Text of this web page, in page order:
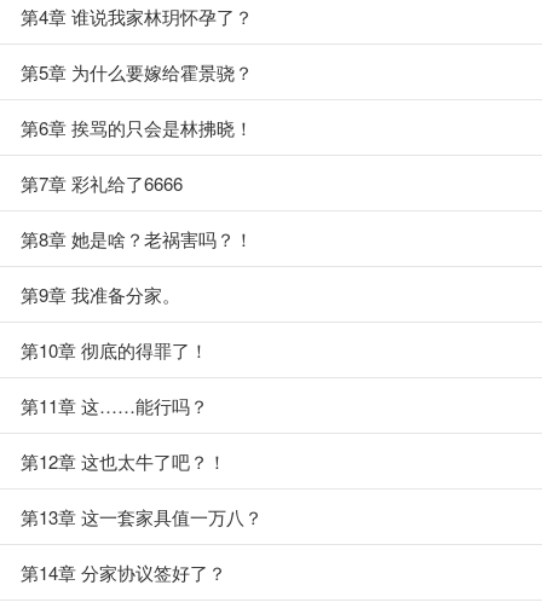
第4章 谁说我家林玥怀孕了？
第5章 为什么要嫁给霍景骁？
第6章 挨骂的只会是林拂晓！
第7章 彩礼给了6666
第8章 她是啥？老祸害吗？！
第9章 我准备分家。
第10章 彻底的得罪了！
第11章 这……能行吗？
第12章 这也太牛了吧？！
第13章 这一套家具值一万八？
第14章 分家协议签好了？